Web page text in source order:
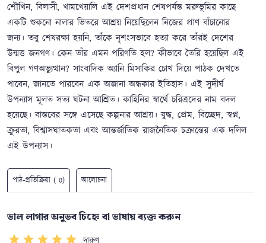
শৌখিন, বিলাসী, খামখেয়ালি এই দেশপ্রধান শেষপর্যন্ত মরুভূমির কাছে
একটি শুকনো নালার ভিতরে আশ্রয় নিয়েছিলেন নিজের প্রাণ বাঁচানোর
জন্য। তবু শেষরক্ষা হয়নি, তাঁকে নৃশংসভাবে হত্যা করে তাঁরই দেশের
উন্মত্ত জনগণ। কেন তাঁর এমন পরিণতি হল? কীভাবে তৈরি হয়েছিল এই
বিপুল গণঅভ্যুত্থান? সাংবাদিক অ্যানি মিসাকির চোখ দিয়ে পাঠক দেখতে
পাবেন, জানতে পারবেন এক অজানা অন্ধকার ইতিহাস। এই সুদীর্ঘ
উপন্যাস মূলত সত্য ঘটনা আশ্রিত। কাহিনির স্বার্থে চরিত্রদের নাম বদল
হয়েছে। বাস্তবের সঙ্গে এসেছে কল্পনার আশ্রয়। যুদ্ধ, প্রেম, বিচ্ছেদ, স্বপ্ন,
ক্রুরতা, বিশ্বাসঘাতকতা এবং আন্তর্জাতিক রাজনৈতিক চক্রান্তের এক দলিল
এই উপন্যাস।
পাঠ-প্রতিক্রিয়া ( 0) আলোচনা
ভাল লাগার অনুভব চিহ্নে বা ভাষায় ব্যক্ত করুন